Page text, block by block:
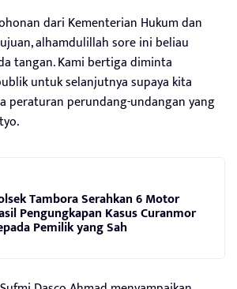
dari Kementerian Hukum dan
alhamdulillah sore ini beliau
tangan. Kami bertiga diminta
untuk selanjutnya supaya kita
peraturan perundang-undangan yang
Tambora Serahkan 6 Motor
Pengungkapan Kasus Curanmor
Pemilik yang Sah